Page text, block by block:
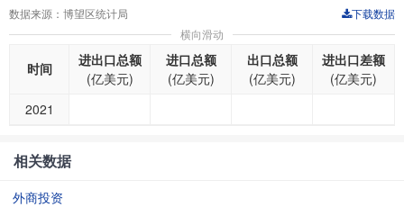
数据来源：博望区统计局
下载数据
横向滑动
时间
进出口总额
(亿美元)
进口总额
(亿美元)
出口总额
(亿美元)
进出口差额
(亿美元)
2021
相关数据
外商投资